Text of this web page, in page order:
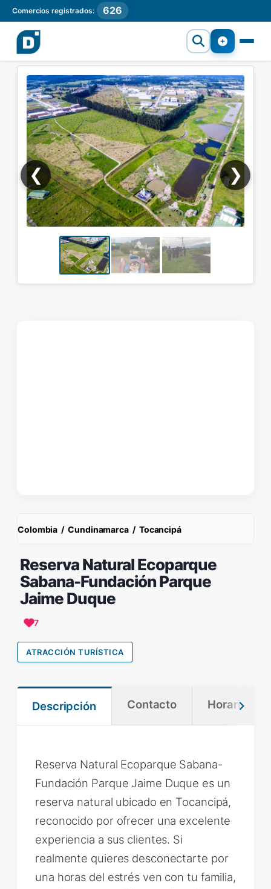
Comercios registrados: 626
❮ ❯
Colombia / Cundinamarca / Tocancipá
Reserva Natural Ecoparque
Sabana-Fundación Parque
Jaime Duque
7
ATRACCIÓN TURÍSTICA
Descripción Contacto Horario
Reserva Natural Ecoparque Sabana-
Fundación Parque Jaime Duque es un
reserva natural ubicado en Tocancipá,
reconocido por ofrecer una excelente
experiencia a sus clientes. Si
realmente quieres desconectarte por
una horas del estrés ven con tu familia,